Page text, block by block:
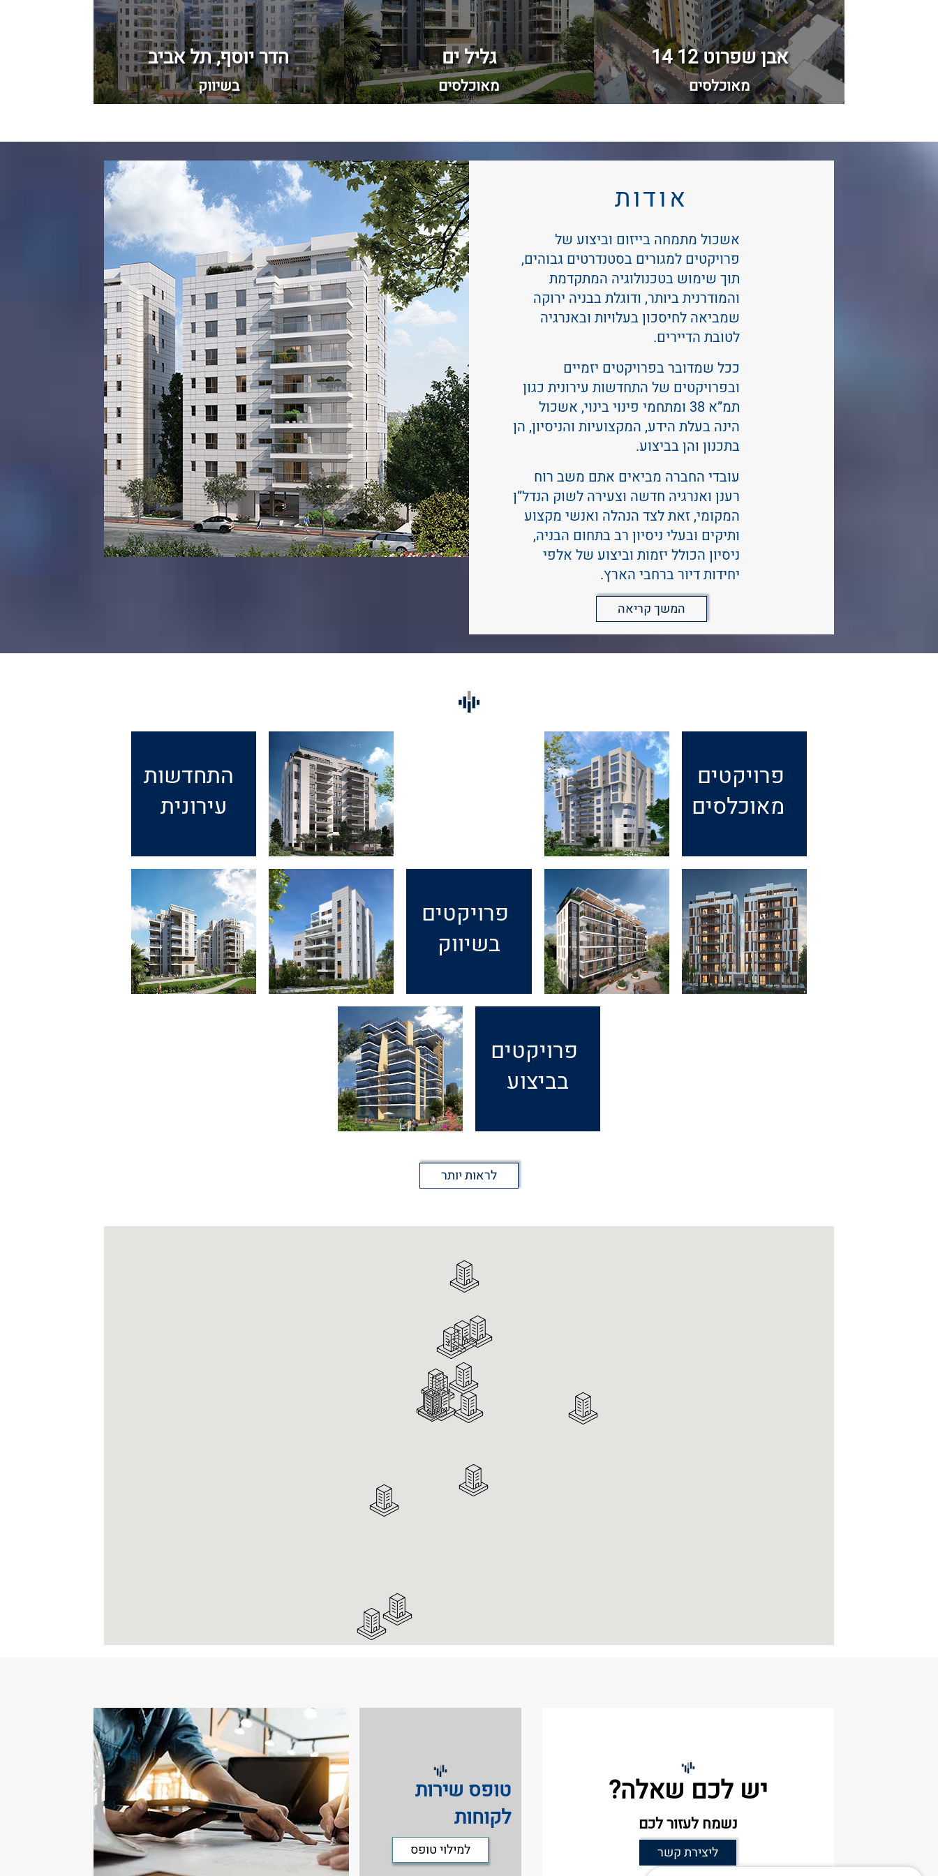
אבן שפרוט 12 14
מאוכלסים
גליל ים
מאוכלסים
הדר יוסף, תל אביב
בשיווק
אודות
אשכול מתמחה בייזום וביצוע של
פרויקטים למגורים בסטנדרטים גבוהים,
תוך שימוש בטכנולוגיה המתקדמת
והמודרנית ביותר, ודוגלת בבניה ירוקה
שמביאה לחיסכון בעלויות ובאנרגיה
לטובת הדיירים.
ככל שמדובר בפרויקטים יזמיים
ובפרויקטים של התחדשות עירונית כגון
תמ”א 38 ומתחמי פינוי בינוי, אשכול
הינה בעלת הידע, המקצועיות והניסיון, הן
בתכנון והן בביצוע.
עובדי החברה מביאים אתם משב רוח
רענן ואנרגיה חדשה וצעירה לשוק הנדל”ן
המקומי, זאת לצד הנהלה ואנשי מקצוע
ותיקים ובעלי ניסיון רב בתחום הבניה,
ניסיון הכולל יזמות וביצוע של אלפי
יחידות דיור ברחבי הארץ.
המשך קריאה
פרויקטים
מאוכלסים
התחדשות
עירונית
פרויקטים
בשיווק
פרויקטים
בביצוע
לראות יותר
יש לכם שאלה?
נשמח לעזור לכם
ליצירת קשר
טופס שירות
לקוחות
למילוי טופס